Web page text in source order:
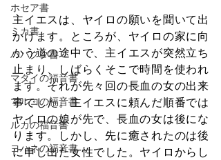
ホセア書
ミカ書
ハバクク書
マタイの福音書
マルコの福音書
ルカの福音書
ヨハネの福音書
主イエスは、ヤイロの願いを聞いて出
かけます。ところが、ヤイロの家に向
かう道の途中で、主イエスが突然立ち
止まり、しばらくそこで時間を使われ
ます。それが先々回の長血の女の出来
事でした。主イエスに頼んだ順番では
ヤイロの娘が先で、長血の女は後にな
ります。しかし、先に癒されたのは後
に申し出た女性でした。ヤイロからし